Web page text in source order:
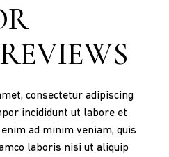
consectetur adipiscing
incididunt ut labore et
ad minim veniam, quis
laboris nisi ut aliquip